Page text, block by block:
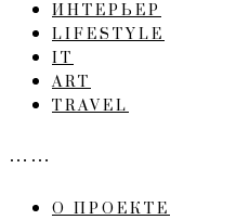
ИНТЕРЬЕР
LIFESTYLE
IT
ART
TRAVEL
……
О ПРОЕКТЕ